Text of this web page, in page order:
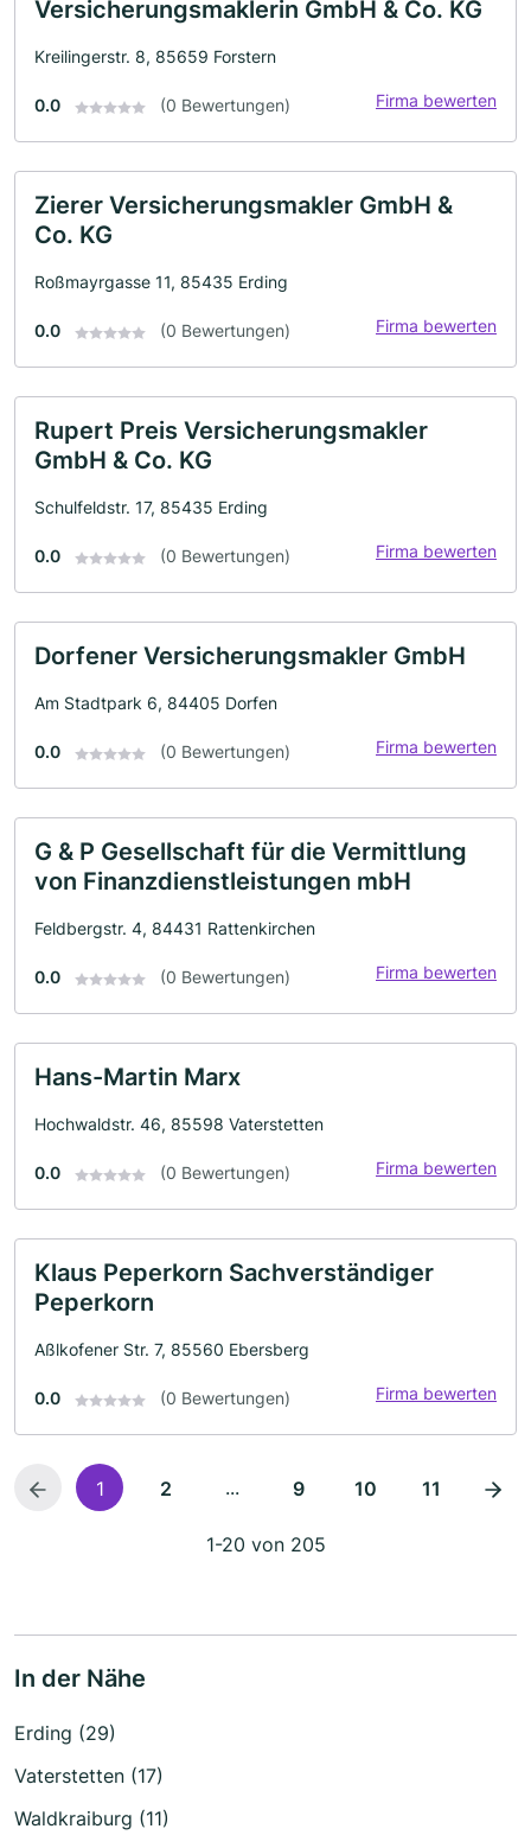
Versicherungsmaklerin GmbH & Co. KG
Kreilingerstr. 8, 85659 Forstern
0.0 (0 Bewertungen) Firma bewerten
Zierer Versicherungsmakler GmbH &
Co. KG
Roßmayrgasse 11, 85435 Erding
0.0 (0 Bewertungen) Firma bewerten
Rupert Preis Versicherungsmakler
GmbH & Co. KG
Schulfeldstr. 17, 85435 Erding
0.0 (0 Bewertungen) Firma bewerten
Dorfener Versicherungsmakler GmbH
Am Stadtpark 6, 84405 Dorfen
0.0 (0 Bewertungen) Firma bewerten
G & P Gesellschaft für die Vermittlung
von Finanzdienstleistungen mbH
Feldbergstr. 4, 84431 Rattenkirchen
0.0 (0 Bewertungen) Firma bewerten
Hans-Martin Marx
Hochwaldstr. 46, 85598 Vaterstetten
0.0 (0 Bewertungen) Firma bewerten
Klaus Peperkorn Sachverständiger
Peperkorn
Aßlkofener Str. 7, 85560 Ebersberg
0.0 (0 Bewertungen) Firma bewerten
1 2 ... 9 10 11
1-20 von 205
In der Nähe
Erding (29)
Vaterstetten (17)
Waldkraiburg (11)